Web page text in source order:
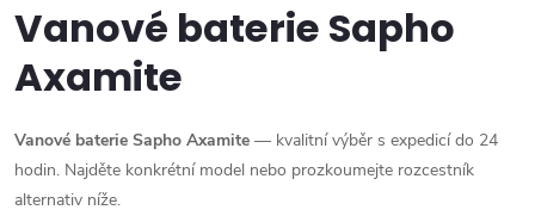
Vanové baterie Sapho
Axamite
Vanové baterie Sapho Axamite — kvalitní výběr s expedicí do 24
hodin. Najděte konkrétní model nebo prozkoumejte rozcestník
alternativ níže.